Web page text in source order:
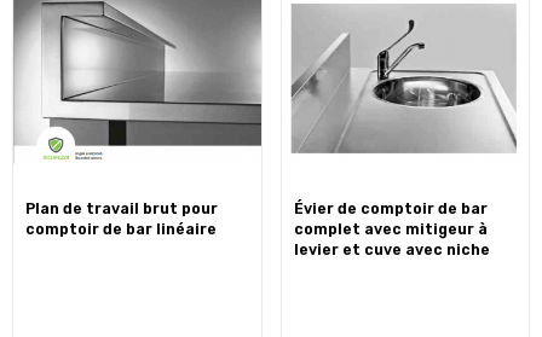
plan de travail brut pour
comptoir de bar linéaire
évier de comptoir de bar
complet avec mitigeur à
levier et cuve avec niche